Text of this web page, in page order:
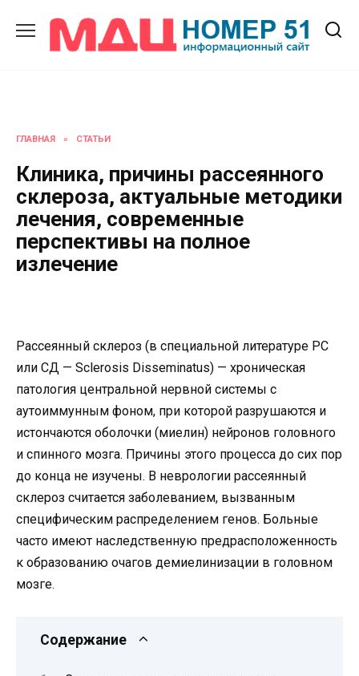
содержанию
ГЛАВНАЯ » СТАТЬИ
Клиника, причины рассеянного
склероза, актуальные методики
лечения, современные
перспективы на полное
излечение
Рассеянный склероз (в специальной литературе РС
или СД — Sclerosis Disseminatus) — хроническая
патология центральной нервной системы с
аутоиммунным фоном, при которой разрушаются и
истончаются оболочки (миелин) нейронов головного
и спинного мозга. Причины этого процесса до сих пор
до конца не изучены. В неврологии рассеянный
склероз считается заболеванием, вызванным
специфическим распределением генов. Больные
часто имеют наследственную предрасположенность
к образованию очагов демиелинизации в головном
мозге.
Содержание